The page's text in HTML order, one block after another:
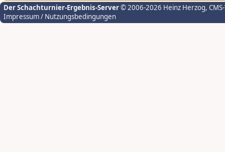
Der Schachturnier-Ergebnis-Server© 2006-2026 Heinz Herzog,
Impressum / Nutzungsbedingungen